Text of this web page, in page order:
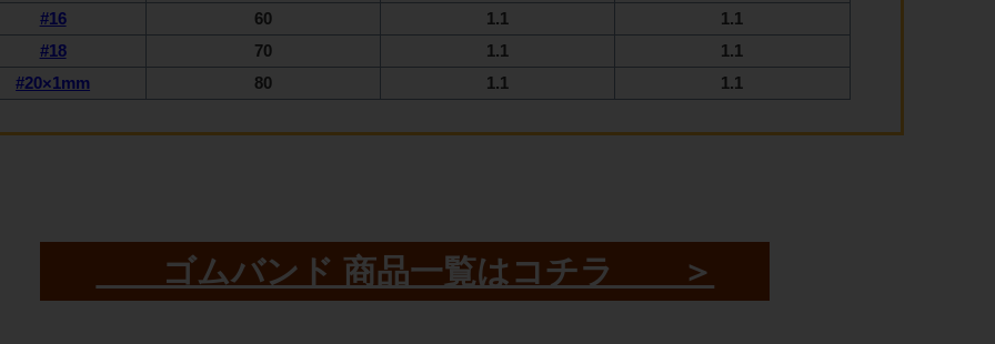
#16
60 1.1
1.1
#18
70 1.1
1.1
#20×1mm
80 1.1 1.1
ゴムバンド 商品一覧はコチラ ＞